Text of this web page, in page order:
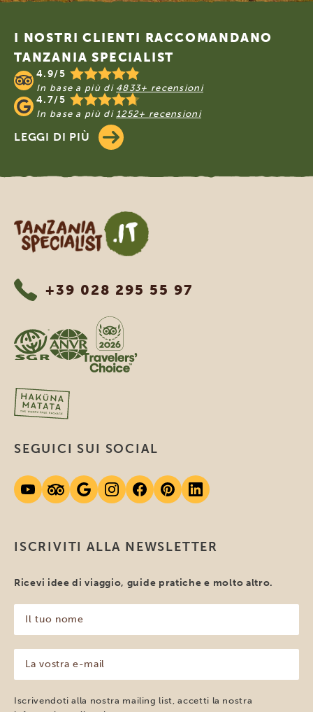
I NOSTRI CLIENTI RACCOMANDANO
TANZANIA SPECIALIST
4.9/5
In base a più di 4833+ recensioni
4.7/5
In base a più di1252+ recensioni
LEGGI DI PIÙ
Tanzania Specialist
+39 028 295 55 97
ISCRIVITI ALLA NEWSLETTER
Ricevi idee di viaggio, guide pratiche e molto altro.
tuo
nome
(Obbligatorio)
vostra
e-
mail
Iscrivendoti alla nostra mailing list, accetti la nostra
SEGUICI SUI SOCIAL